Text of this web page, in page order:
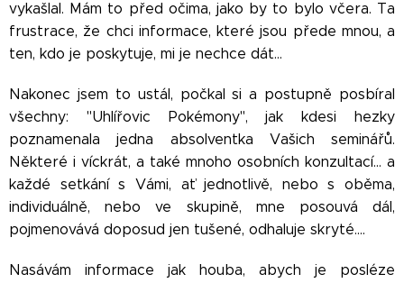
vykašlal. Mám to před očima, jako by to bylo včera. Ta
frustrace, že chci informace, které jsou přede mnou, a
ten, kdo je poskytuje, mi je nechce dát…
Nakonec jsem to ustál, počkal si a postupně posbíral
všechny: "Uhlířovic Pokémony", jak kdesi hezky
poznamenala jedna absolventka Vašich seminářů.
Některé i víckrát, a také mnoho osobních konzultací… a
každé setkání s Vámi, ať jednotlivě, nebo s oběma,
individuálně, nebo ve skupině, mne posouvá dál,
pojmenovává doposud jen tušené, odhaluje skryté….
Nasávám informace jak houba, abych je posléze